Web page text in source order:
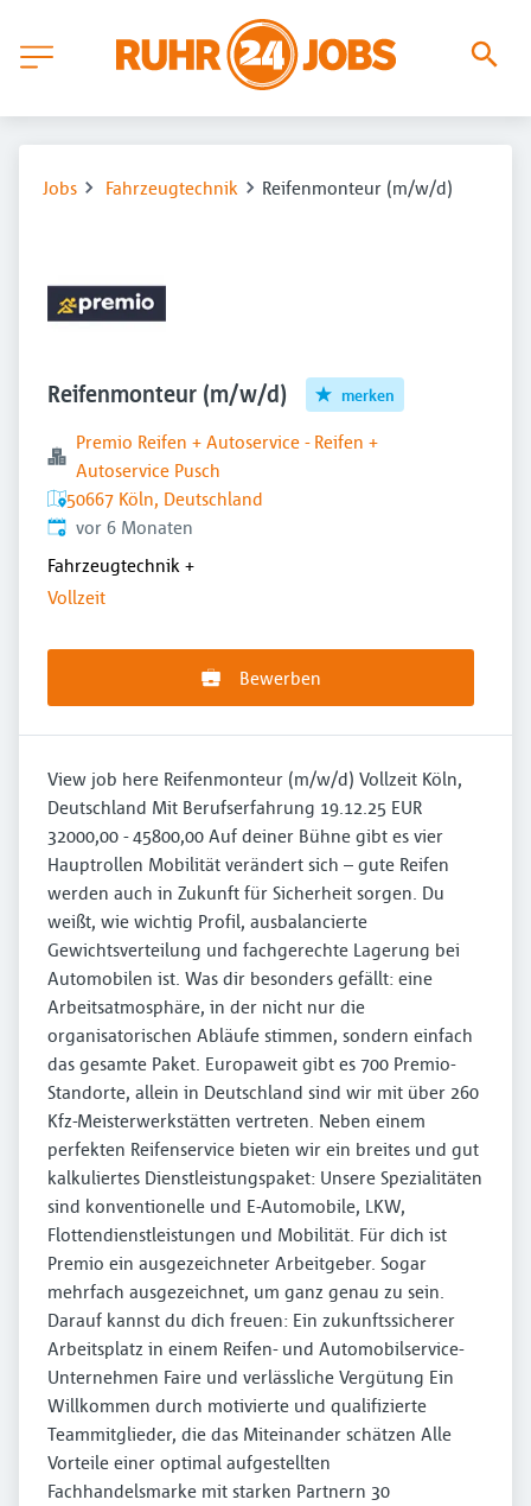
Jobs Fahrzeugtechnik Reifenmonteur (m/w/d)
Reifenmonteur (m/w/d) merken
Premio Reifen + Autoservice - Reifen +
Autoservice Pusch
50667 Köln, Deutschland
Veröffentlicht:
vor 6 Monaten
Fahrzeugtechnik +
Vollzeit
Bewerben
View job here Reifenmonteur (m/w/d) Vollzeit Köln,
Deutschland Mit Berufserfahrung 19.12.25 EUR
32000,00 - 45800,00 Auf deiner Bühne gibt es vier
Hauptrollen Mobilität verändert sich – gute Reifen
werden auch in Zukunft für Sicherheit sorgen. Du
weißt, wie wichtig Profil, ausbalancierte
Gewichtsverteilung und fachgerechte Lagerung bei
Automobilen ist. Was dir besonders gefällt: eine
Arbeitsatmosphäre, in der nicht nur die
organisatorischen Abläufe stimmen, sondern einfach
das gesamte Paket. Europaweit gibt es 700 Premio-
Standorte, allein in Deutschland sind wir mit über 260
Kfz-Meisterwerkstätten vertreten. Neben einem
perfekten Reifenservice bieten wir ein breites und gut
kalkuliertes Dienstleistungspaket: Unsere Spezialitäten
sind konventionelle und E-Automobile, LKW,
Flottendienstleistungen und Mobilität. Für dich ist
Premio ein ausgezeichneter Arbeitgeber. Sogar
mehrfach ausgezeichnet, um ganz genau zu sein.
Darauf kannst du dich freuen: Ein zukunftssicherer
Arbeitsplatz in einem Reifen- und Automobilservice-
Unternehmen Faire und verlässliche Vergütung Ein
Willkommen durch motivierte und qualifizierte
Teammitglieder, die das Miteinander schätzen Alle
Vorteile einer optimal aufgestellten
Fachhandelsmarke mit starken Partnern 30